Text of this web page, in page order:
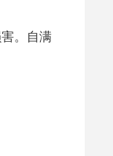
。自满